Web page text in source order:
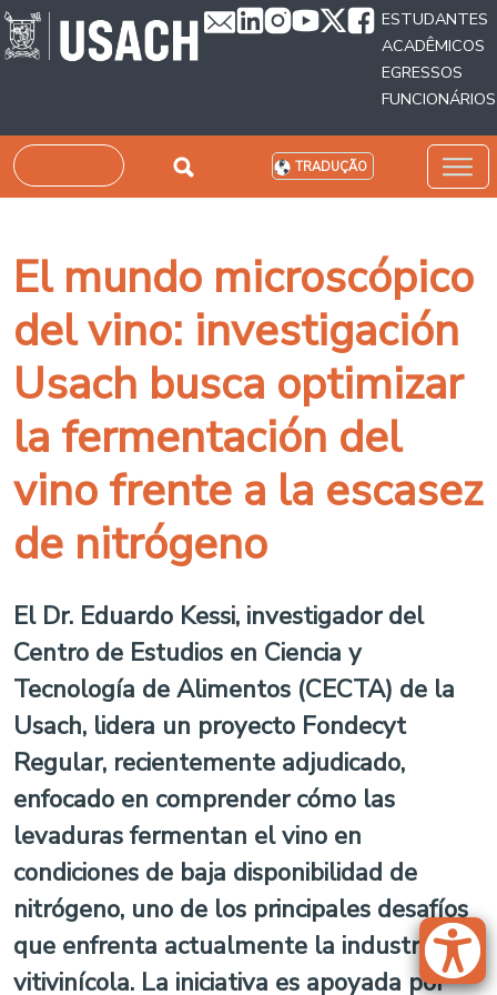
Passar para o conteúdo principal
ESTUDANTES
ACADÊMICOS
EGRESSOS
FUNCIONÁRIOS
Pesquisar TRADUÇÃO
El mundo microscópico
del vino: investigación
Usach busca optimizar
la fermentación del
vino frente a la escasez
de nitrógeno
El Dr. Eduardo Kessi, investigador del
Centro de Estudios en Ciencia y
Tecnología de Alimentos (CECTA) de la
Usach, lidera un proyecto Fondecyt
Regular, recientemente adjudicado,
enfocado en comprender cómo las
levaduras fermentan el vino en
condiciones de baja disponibilidad de
nitrógeno, uno de los principales desafíos
que enfrenta actualmente la industria
vitivinícola. La iniciativa es apoyada por